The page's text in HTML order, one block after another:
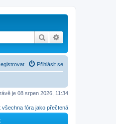
Hledat
Přihlásit se
je 08 srpen 2026, 11:34
všechna fóra jako přečtená